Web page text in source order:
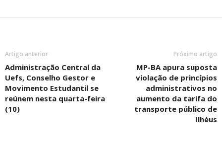
Artigo anterior
Administração Central da
Uefs, Conselho Gestor e
Movimento Estudantil se
reúnem nesta quarta-feira
(10)
Próximo artigo
MP-BA apura suposta
violação de princípios
administrativos no
aumento da tarifa do
transporte público de
Ilhéus